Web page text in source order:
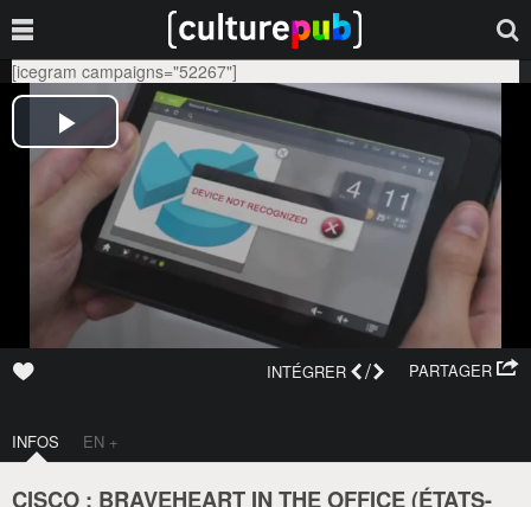
[icegram campaigns="52267"]
PARTAGER
INTÉGRER /
INFOS EN +
CISCO : BRAVEHEART IN THE OFFICE (ÉTATS-